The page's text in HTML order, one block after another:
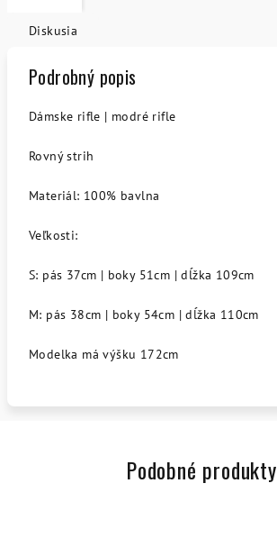
Diskusia
Podrobný popis
Dámske rifle | modré rifle
Rovný strih
Materiál: 100% bavlna
Veľkosti:
S: pás 37cm | boky 51cm | dĺžka 109cm
M: pás 38cm | boky 54cm | dĺžka 110cm
Modelka má výšku 172cm
Podobné produkty